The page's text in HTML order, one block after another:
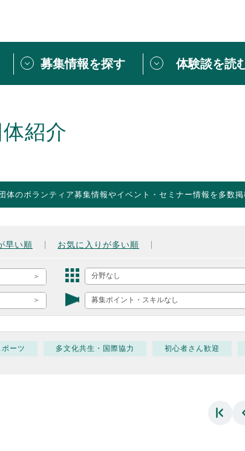
したい方は「個人ユーザー登録」
ーネットワークとは ボラン
ボランテ
募集情報を探す 体験談を読
スペシャ
ボランテ
ア
ボラン
紹介
体のボランティア募集情報やイベント・セミナー情報を多数掲
早い順 お気に入りが多い順
分野なし
募集ポイント・スキルなし
ポーツ 多文化共生・国際協力 初心者さん歓迎